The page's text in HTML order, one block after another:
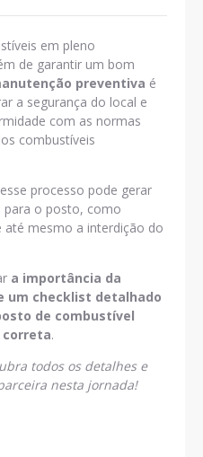
em pleno
de garantir um bom
preventiva é
a segurança do local e
com as normas
combustíveis
processo pode gerar
para o posto, como
mesmo a interdição do
a importância da
um checklist detalhado
de combustível
correta.
todos os detalhes e
nesta jornada!